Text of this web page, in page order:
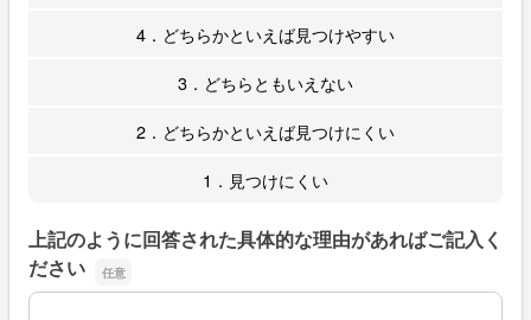
4．どちらかといえば見つけやすい
3．どちらともいえない
2．どちらかといえば見つけにくい
1．見つけにくい
上記のように回答された具体的な理由があればご記入く
ださい
上記のように回答された具体的な理由があればご記入くだ